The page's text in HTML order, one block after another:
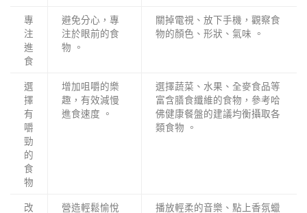
專
注
進
食
避免分心，專
注於眼前的食
物 。
關掉電視、放下手機，觀察食
物的顏色、形狀、氣味 。
選
擇
有
嚼
勁
的
食
物
增加咀嚼的樂
趣，有效減慢
進食速度 。
選擇蔬菜、水果、全麥食品等
富含膳食纖維的食物，參考哈
佛健康餐盤的建議均衡攝取各
類食物 。
改
營造輕鬆愉悅
播放輕柔的音樂、點上香氛蠟